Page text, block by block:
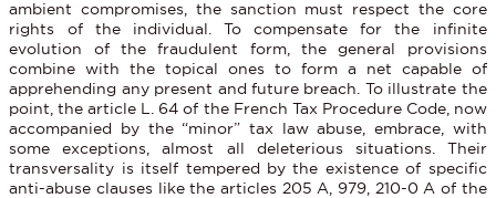
ambient compromises, the sanction must respect the core
rights of the individual. To compensate for the infinite
evolution of the fraudulent form, the general provisions
combine with the topical ones to form a net capable of
apprehending any present and future breach. To illustrate the
point, the article L. 64 of the French Tax Procedure Code, now
accompanied by the “minor” tax law abuse, embrace, with
some exceptions, almost all deleterious situations. Their
transversality is itself tempered by the existence of specific
anti-abuse clauses like the articles 205 A, 979, 210-0 A of the